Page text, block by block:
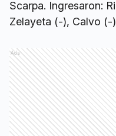
Scarpa. Ingresaron:
Zelayeta (-), Calvo (-
Ads